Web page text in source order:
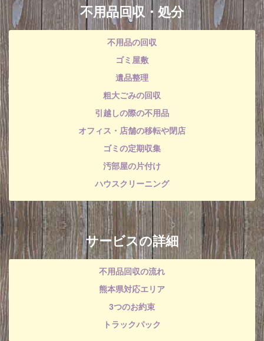
不用品回収・処分
不用品の回収
ゴミ屋敷
遺品整理
粗大ごみの回収
引越しの際の不用品
オフィス・店舗の移転や閉店
ゴミの定期収集
汚部屋の片付け
ハウスクリーニング
サービスの詳細
不用品回収の流れ
熊本県対応エリア
3つのお約束
トラックパック